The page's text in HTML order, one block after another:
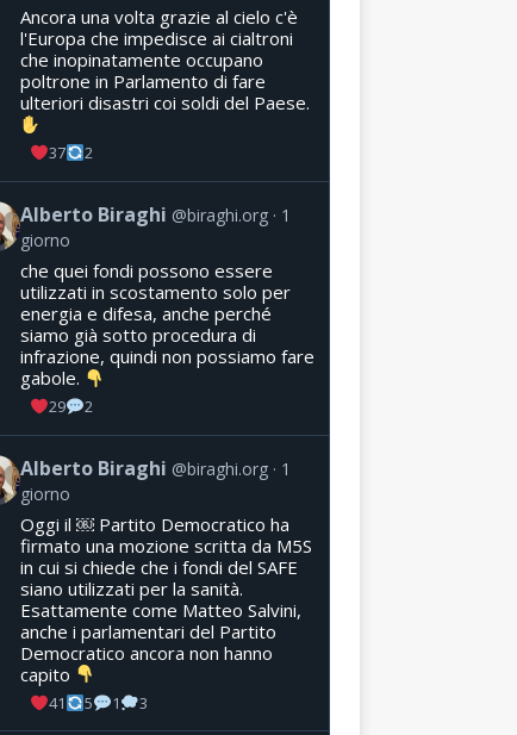
Ancora una volta grazie al cielo c'è
l'Europa che impedisce ai cialtroni
che inopinatamente occupano
poltrone in Parlamento di fare
ulteriori disastri coi soldi del Paese.
37 2
Alberto Biraghi @biraghi.org
1
giorno
che quei fondi possono essere
utilizzati in scostamento solo per
energia e difesa, anche perché
siamo già sotto procedura di
infrazione, quindi non possiamo fare
gabole.
29 2
Alberto Biraghi @biraghi.org
1
giorno
Oggi il ￼ Partito Democratico ha
firmato una mozione scritta da M5S
in cui si chiede che i fondi del SAFE
siano utilizzati per la sanità.
Esattamente come Matteo Salvini,
anche i parlamentari del Partito
Democratico ancora non hanno
capito
41 5 1 3